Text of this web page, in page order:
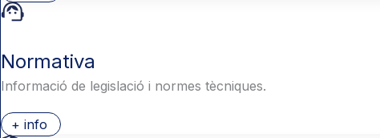
Normativa
Informació de legislació i normes tècniques.
+ info